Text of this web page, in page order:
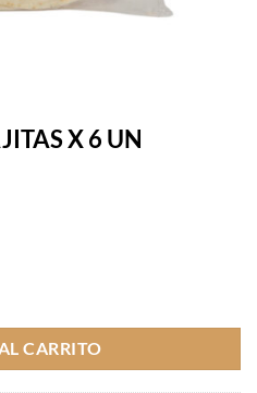
X 6 UN
CARRITO